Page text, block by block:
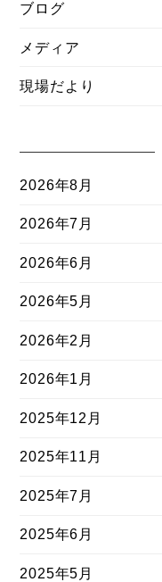
ブログ
メディア
現場だより
2026年8月
2026年7月
2026年6月
2026年5月
2026年2月
2026年1月
2025年12月
2025年11月
2025年7月
2025年6月
2025年5月